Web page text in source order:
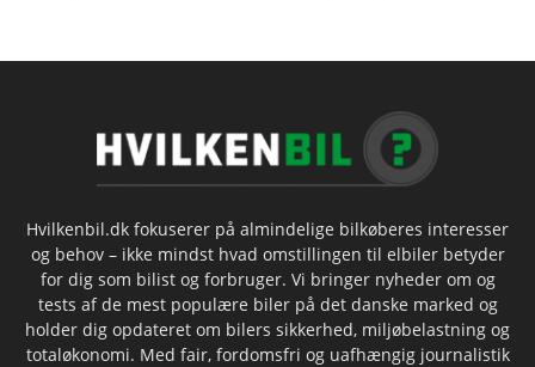
Hvilkenbil.dk fokuserer på almindelige bilkøberes interesser
og behov – ikke mindst hvad omstillingen til elbiler betyder
for dig som bilist og forbruger. Vi bringer nyheder om og
tests af de mest populære biler på det danske marked og
holder dig opdateret om bilers sikkerhed, miljøbelastning og
totaløkonomi. Med fair, fordomsfri og uafhængig journalistik